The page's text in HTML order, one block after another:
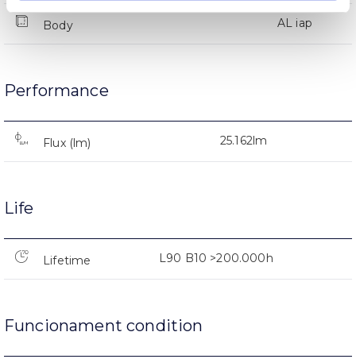
Body AL iap
Performance
Flux (lm) 25.162lm
Life
Lifetime L90 B10 >200.000h
Funcionament condition